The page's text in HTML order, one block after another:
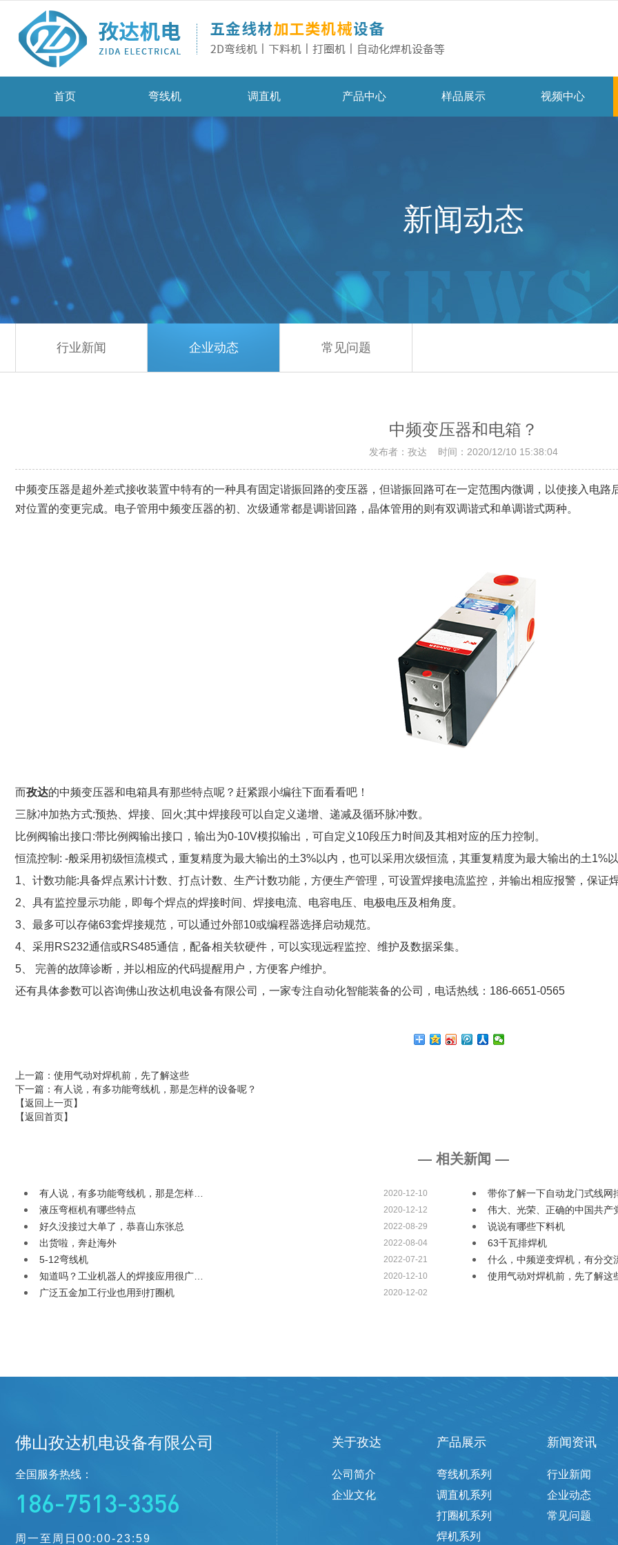
首页 弯线机 调直机 产品中心 样品展示 视频中心
新闻动态
行业新闻 企业动态 常见问题
中频变压器和电箱？
发布者：孜达 时间：2020/12/10 15:38:04
中频变压器是超外差式接收装置中特有的一种具有固定谐振回路的变压器，但谐振回路可在一定范围内微调，以使接入电
对位置的变更完成。电子管用中频变压器的初、次级通常都是调谐回路，晶体管用的则有双调谐式和单调谐式两种。
而孜达的中频变压器和电箱具有那些特点呢？赶紧跟小编往下面看看吧！
三脉冲加热方式:预热、焊接、回火;其中焊接段可以自定义递增、递减及循环脉冲数。
比例阀输出接口:带比例阀输出接口，输出为0-10V模拟输出，可自定义10段压力时间及其相对应的压力控制。
恒流控制: -般采用初级恒流模式，重复精度为最大输出的土3%以内，也可以采用次级恒流，其重复精度为最大输出的土1%以
1、计数功能:具备焊点累计计数、打点计数、生产计数功能，方便生产管理，可设置焊接电流监控，并输出相应报警，保证焊
2、具有监控显示功能，即每个焊点的焊接时间、焊接电流、电容电压、电极电压及相角度。
3、最多可以存储63套焊接规范，可以通过外部10或编程器选择启动规范。
4、采用RS232通信或RS485通信，配备相关软硬件，可以实现远程监控、维护及数据采集。
5、 完善的故障诊断，并以相应的代码提醒用户，方便客户维护。
还有具体参数可以咨询佛山孜达机电设备有限公司， 一家专注自动化智能装备的公司，电话热线：186-6651-0565
上一篇 ：使用气动对焊机前，先了解这些
下一篇 ：有人说，有多功能弯线机，那是怎样的设备呢？
【返回上一页】
【返回首页】
— 相关新闻 —
有人说，有多功能弯线机，那是怎样… 2020-12-10 带你了解一下自动龙门式线网
液压弯框机有哪些特点 2020-12-12 伟大、光荣、正确的中国共产
好久没接过大单了，恭喜山东张总 2022-08-29 说说有哪些下料机
出货啦，奔赴海外 2022-08-04 63千瓦排焊机
5-12弯线机 2022-07-21 什么，中频逆变焊机，有分交
知道吗？工业机器人的焊接应用很广… 2020-12-10 使用气动对焊机前，先了解这
广泛五金加工行业也用到打圈机 2020-12-02
佛山孜达机电设备有限公司
全国服务热线：
186-7513-3356
周一至周日00:00-23:59
关于孜达
公司简介
企业文化
产品展示
弯线机系列
调直机系列
打圈机系列
焊机系列
新闻资讯
行业新闻
企业动态
常见问题